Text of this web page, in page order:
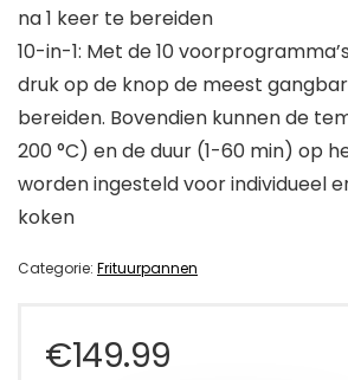
na 1 keer te bereiden
10-in-1: Met de 10
druk op de knop de meest
bereiden. Bovendien kunnen de
200 °C) en de duur (1-60 min) op
worden ingesteld voor individueel
koken
Categorie: Frituurpannen
€149.99